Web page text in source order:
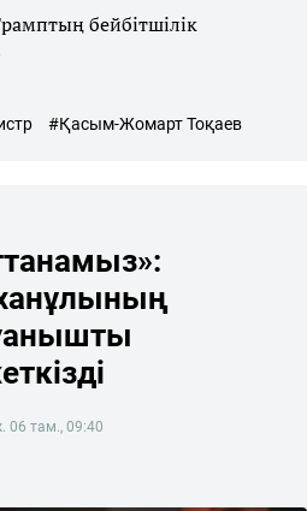
бейбітшілік
#Қасым-Жомарт Тоқаев
06 там., 09:40